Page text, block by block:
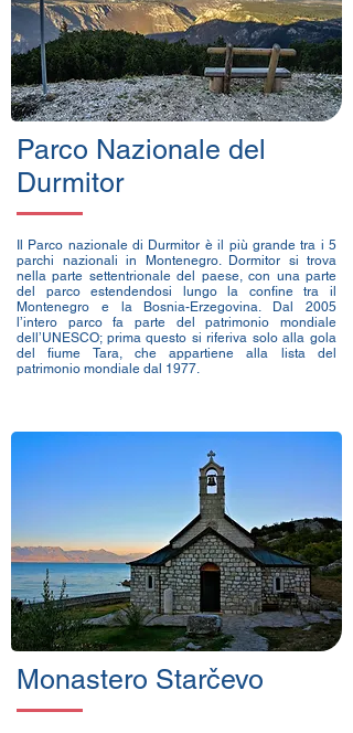
Parco Nazionale del
Durmitor
Il Parco nazionale di Durmitor è il più grande tra i 5
parchi nazionali in Montenegro. Dormitor si trova
nella parte settentrionale del paese, con una parte
del parco estendendosi lungo la confine tra il
Montenegro e la Bosnia-Erzegovina. Dal 2005
l’intero parco fa parte del patrimonio mondiale
dell’UNESCO; prima questo si riferiva solo alla gola
del fiume Tara, che appartiene alla lista del
patrimonio mondiale dal 1977.
Monastero Starčevo